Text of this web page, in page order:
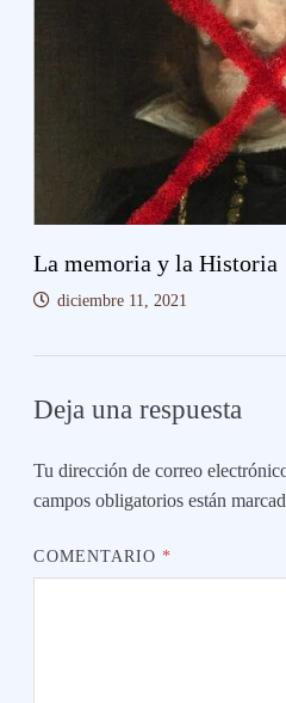
La memoria y la Historia
diciembre 11, 2021
Deja una respuesta
Tu dirección de correo
campos obligatorios están
COMENTARIO*